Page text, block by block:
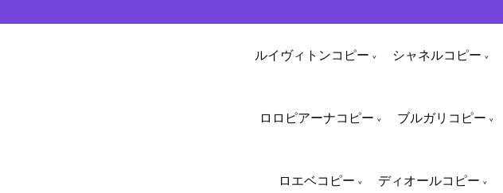
ルイヴィトンコピー シャネルコピー
ロロピアーナコピー ブルガリコピー
ロエベコピー ディオールコピー